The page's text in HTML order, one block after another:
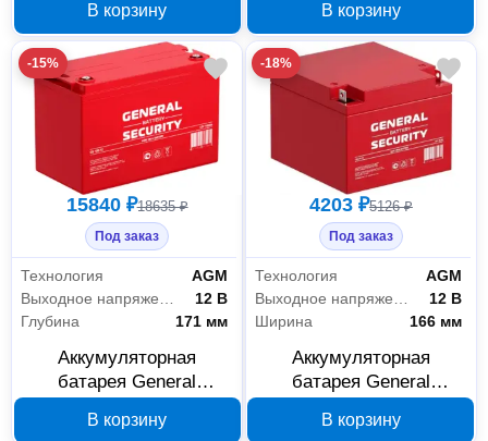
3,2 Ач
В корзину
Ач
В корзину
-15%
15840 ₽18635 ₽
Под заказ
Технология
AGM
12 В
Глубина
171 мм
Аккумуляторная
батарея General
100 Ач
В корзину
-18%
4203 ₽5126 ₽
Под заказ
Технология
AGM
12 В
Ширина
166 мм
Аккумуляторная
батарея General
26 Ач
В корзину